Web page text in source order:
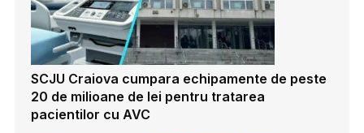
SCJU Craiova cumpara echipamente de peste
20 de milioane de lei pentru tratarea
pacientilor cu AVC